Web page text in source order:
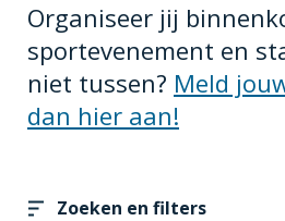
Organiseer jij
sportevenement en
niet tussen? Meld
dan hier aan!
Zoeken en filters